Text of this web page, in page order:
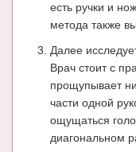
есть ручки и
метода также
Далее
Врач стоит с
прощупывает
части одной
ощущаться
диагональном